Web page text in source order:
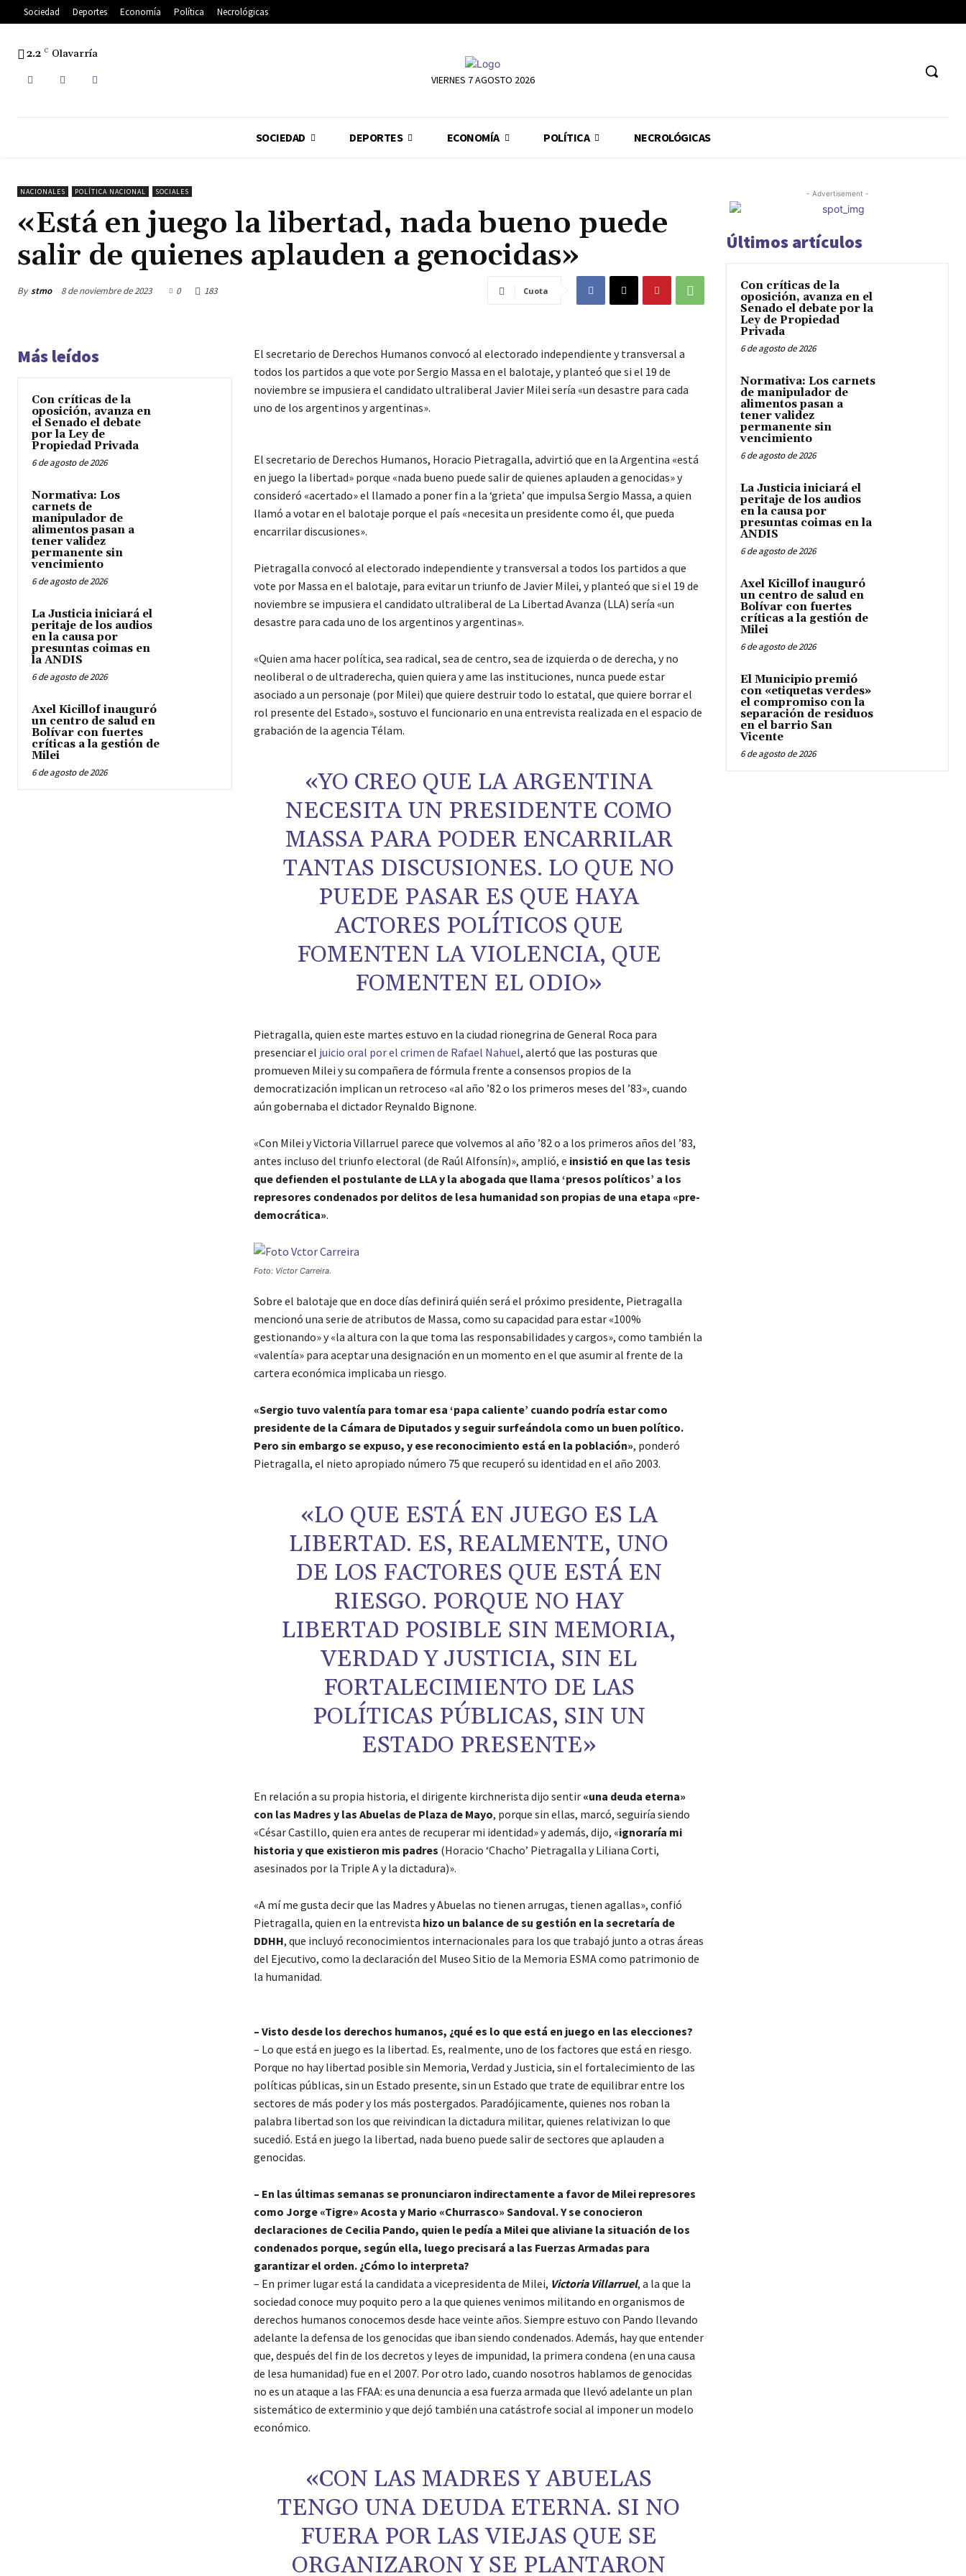
Sociedad Deportes Economía Política Necrológicas
2.2 C Olavarría
VIERNES 7 AGOSTO 2026
SOCIEDAD DEPORTES ECONOMÍA POLÍTICA NECROLÓGICAS
NACIONALES POLÍTICA NACIONAL SOCIALES
«Está en juego la libertad, nada bueno puede
salir de quienes aplauden a genocidas»
By stmo 8 de noviembre de 2023 0 183 Cuota
Más leídos
Con críticas de la
oposición, avanza en
el Senado el debate
por la Ley de
Propiedad Privada
6 de agosto de 2026
Normativa: Los
carnets de
manipulador de
alimentos pasan a
tener validez
permanente sin
vencimiento
6 de agosto de 2026
La Justicia iniciará el
peritaje de los audios
en la causa por
presuntas coimas en
la ANDIS
6 de agosto de 2026
Axel Kicillof inauguró
un centro de salud en
Bolívar con fuertes
críticas a la gestión de
Milei
6 de agosto de 2026
El secretario de Derechos Humanos convocó al electorado independiente y transversal a
todos los partidos a que vote por Sergio Massa en el balotaje, y planteó que si el 19 de
noviembre se impusiera el candidato ultraliberal Javier Milei sería «un desastre para cada
uno de los argentinos y argentinas».
El secretario de Derechos Humanos, Horacio Pietragalla, advirtió que en la Argentina «está
en juego la libertad» porque «nada bueno puede salir de quienes aplauden a genocidas» y
consideró «acertado» el llamado a poner fin a la ‘grieta’ que impulsa Sergio Massa, a quien
llamó a votar en el balotaje porque el país «necesita un presidente como él, que pueda
encarrilar discusiones».
Pietragalla convocó al electorado independiente y transversal a todos los partidos a que
vote por Massa en el balotaje, para evitar un triunfo de Javier Milei, y planteó que si el 19 de
noviembre se impusiera el candidato ultraliberal de La Libertad Avanza (LLA) sería «un
desastre para cada uno de los argentinos y argentinas».
«Quien ama hacer política, sea radical, sea de centro, sea de izquierda o de derecha, y no
neoliberal o de ultraderecha, quien quiera y ame las instituciones, nunca puede estar
asociado a un personaje (por Milei) que quiere destruir todo lo estatal, que quiere borrar el
rol presente del Estado», sostuvo el funcionario en una entrevista realizada en el espacio de
grabación de la agencia Télam.
«YO CREO QUE LA ARGENTINA
NECESITA UN PRESIDENTE COMO
MASSA PARA PODER ENCARRILAR
TANTAS DISCUSIONES. LO QUE NO
PUEDE PASAR ES QUE HAYA
ACTORES POLÍTICOS QUE
FOMENTEN LA VIOLENCIA, QUE
FOMENTEN EL ODIO»
Pietragalla, quien este martes estuvo en la ciudad rionegrina de General Roca para
presenciar el juicio oral por el crimen de Rafael Nahuel, alertó que las posturas que
promueven Milei y su compañera de fórmula frente a consensos propios de la
democratización implican un retroceso «al año ’82 o los primeros meses del ’83», cuando
aún gobernaba el dictador Reynaldo Bignone.
«Con Milei y Victoria Villarruel parece que volvemos al año ’82 o a los primeros años del ’83,
antes incluso del triunfo electoral (de Raúl Alfonsín)», amplió, e insistió en que las tesis
que defienden el postulante de LLA y la abogada que llama ‘presos políticos’ a los
represores condenados por delitos de lesa humanidad son propias de una etapa «pre-
democrática».
Foto: Víctor Carreira.
Sobre el balotaje que en doce días definirá quién será el próximo presidente, Pietragalla
mencionó una serie de atributos de Massa, como su capacidad para estar «100%
gestionando» y «la altura con la que toma las responsabilidades y cargos», como también la
«valentía» para aceptar una designación en un momento en el que asumir al frente de la
cartera económica implicaba un riesgo.
«Sergio tuvo valentía para tomar esa ‘papa caliente’ cuando podría estar como
presidente de la Cámara de Diputados y seguir surfeándola como un buen político.
Pero sin embargo se expuso, y ese reconocimiento está en la población», ponderó
Pietragalla, el nieto apropiado número 75 que recuperó su identidad en el año 2003.
«LO QUE ESTÁ EN JUEGO ES LA
LIBERTAD. ES, REALMENTE, UNO
DE LOS FACTORES QUE ESTÁ EN
RIESGO. PORQUE NO HAY
LIBERTAD POSIBLE SIN MEMORIA,
VERDAD Y JUSTICIA, SIN EL
FORTALECIMIENTO DE LAS
POLÍTICAS PÚBLICAS, SIN UN
ESTADO PRESENTE»
En relación a su propia historia, el dirigente kirchnerista dijo sentir«una deuda eterna»
con las Madres y las Abuelas de Plaza de Mayo, porque sin ellas, marcó, seguiría siendo
«César Castillo, quien era antes de recuperar mi identidad» y además, dijo, «ignoraría mi
historia y que existieron mis padres (Horacio ‘Chacho’ Pietragalla y Liliana Corti,
asesinados por la Triple A y la dictadura)».
«A mí me gusta decir que las Madres y Abuelas no tienen arrugas, tienen agallas», confió
Pietragalla, quien en la entrevista hizo un balance de su gestión en la secretaría de
DDHH, que incluyó reconocimientos internacionales para los que trabajó junto a otras áreas
del Ejecutivo, como la declaración del Museo Sitio de la Memoria ESMA como patrimonio de
la humanidad.
– Visto desde los derechos humanos, ¿qué es lo que está en juego en las elecciones?
– Lo que está en juego es la libertad. Es, realmente, uno de los factores que está en riesgo.
Porque no hay libertad posible sin Memoria, Verdad y Justicia, sin el fortalecimiento de las
políticas públicas, sin un Estado presente, sin un Estado que trate de equilibrar entre los
sectores de más poder y los más postergados. Paradójicamente, quienes nos roban la
palabra libertad son los que reivindican la dictadura militar, quienes relativizan lo que
sucedió. Está en juego la libertad, nada bueno puede salir de sectores que aplauden a
genocidas.
– En las últimas semanas se pronunciaron indirectamente a favor de Milei represores
como Jorge «Tigre» Acosta y Mario «Churrasco» Sandoval. Y se conocieron
declaraciones de Cecilia Pando, quien le pedía a Milei que aliviane la situación de los
condenados porque, según ella, luego precisará a las Fuerzas Armadas para
garantizar el orden. ¿Cómo lo interpreta?
– En primer lugar está la candidata a vicepresidenta de Milei, Victoria Villarruel, a la que la
sociedad conoce muy poquito pero a la que quienes venimos militando en organismos de
derechos humanos conocemos desde hace veinte años. Siempre estuvo con Pando llevando
adelante la defensa de los genocidas que iban siendo condenados. Además, hay que entender
que, después del fin de los decretos y leyes de impunidad, la primera condena (en una causa
de lesa humanidad) fue en el 2007. Por otro lado, cuando nosotros hablamos de genocidas
no es un ataque a las FFAA: es una denuncia a esa fuerza armada que llevó adelante un plan
sistemático de exterminio y que dejó también una catástrofe social al imponer un modelo
económico.
«CON LAS MADRES Y ABUELAS
TENGO UNA DEUDA ETERNA. SI NO
FUERA POR LAS VIEJAS QUE SE
ORGANIZARON Y SE PLANTARON
- Advertisement -
Últimos artículos
Con críticas de la
oposición, avanza en el
Senado el debate por la
Ley de Propiedad
Privada
6 de agosto de 2026
Normativa: Los carnets
de manipulador de
alimentos pasan a
tener validez
permanente sin
vencimiento
6 de agosto de 2026
La Justicia iniciará el
peritaje de los audios
en la causa por
presuntas coimas en la
ANDIS
6 de agosto de 2026
Axel Kicillof inauguró
un centro de salud en
Bolívar con fuertes
críticas a la gestión de
Milei
6 de agosto de 2026
El Municipio premió
con «etiquetas verdes»
el compromiso con la
separación de residuos
en el barrio San
Vicente
6 de agosto de 2026